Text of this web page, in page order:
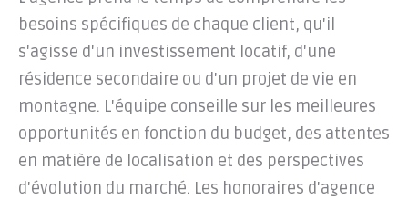
besoins spécifiques de chaque client, qu'il
s'agisse d'un investissement locatif, d'une
résidence secondaire ou d'un projet de vie en
montagne. L'équipe conseille sur les meilleures
opportunités en fonction du budget, des attentes
en matière de localisation et des perspectives
d'évolution du marché. Les honoraires d'agence